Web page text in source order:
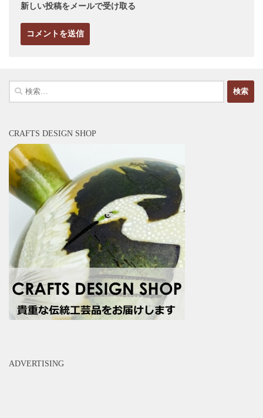
新しい投稿をメールで受け取る
検
索:
CRAFTS DESIGN SHOP
ADVERTISING